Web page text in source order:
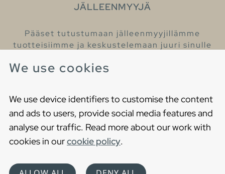
We use cookies
We use device identifiers to customise the content
and ads to users, provide social media features and
analyse our traffic. Read more about our work with
cookies in ourcookie policy.
JÄLLEENMYYJÄ
Pääset tutustumaan jälleenmyyjillämme
tuotteisiimme ja keskustelemaan juuri sinulle
Cookies
Privacy statement